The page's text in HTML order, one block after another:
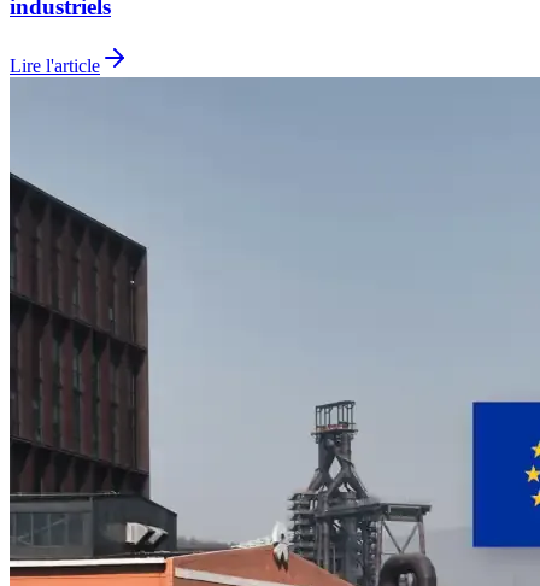
industriels
Lire l'article